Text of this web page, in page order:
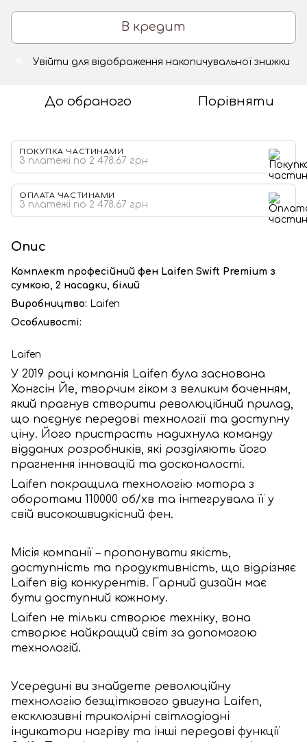
В кредит
Увійти для відображення накопичувальної знижки
До обраного Порівняти
ПОКУПКА ЧАСТИНАМИ
3 платежі по 2 478.67 грн
ОПЛАТА ЧАСТИНАМИ
3 платежі по 2 478.67 грн
Опис
Комплект професійний фен Laifen Swift Premium з
сумкою, 2 насадки, білий
Виробництво: Laifen
Особливості:
Laifen
У 2019 році компанія Laifen була заснована
Хонгсін Йе, творчим гіком з великим баченням,
який прагнув створити революційний прилад,
що поєднує передові технології та доступну
ціну. Його пристрасть надихнула команду
відданих розробників, які розділяють його
прагнення інновацій та досконалості.
Laifen покращила технологію мотора з
оборотами 110000 об/хв та інтегрувала її у
свій високошвидкісний фен.
Місія компанії – пропонувати якість,
доступність та продуктивність, що відрізняє
Laifen від конкурентів. Гарний дизайн має
бути доступний кожному.
Laifen не тільки створює техніку, вона
створює найкращий світ за допомогою
технологій.
Усередині ви знайдете революційну
технологію безщіткового двигуна Laifen,
ексклюзивні триколірні світлодіодні
індикатори нагріву та інші передові функції